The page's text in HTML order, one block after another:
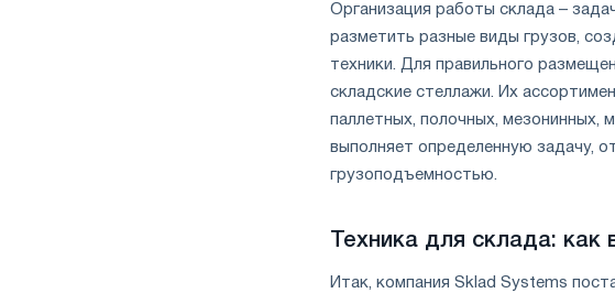
Организация работы склада –
разметить разные виды грузов,
техники. Для правильного
складские стеллажи. Их
паллетных, полочных, мезонинных,
выполняет определенную задачу,
грузоподъемностью.
Техника для склада: как
Итак, компания Sklad Systems